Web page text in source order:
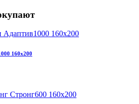
160х200